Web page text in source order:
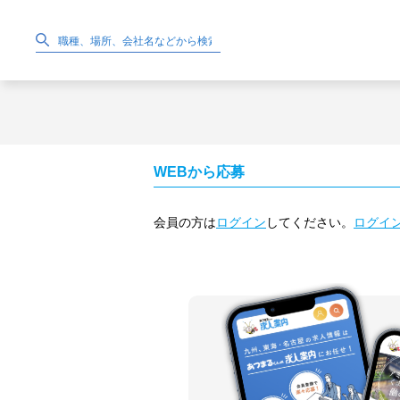
WEBから応募
会員の方はログイン してください。 ログイ